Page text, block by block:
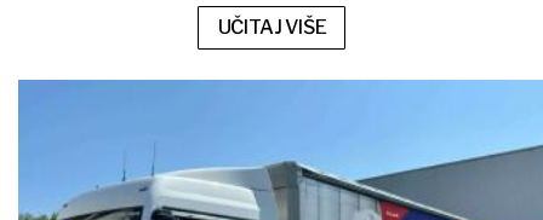
UČITAJ VIŠE